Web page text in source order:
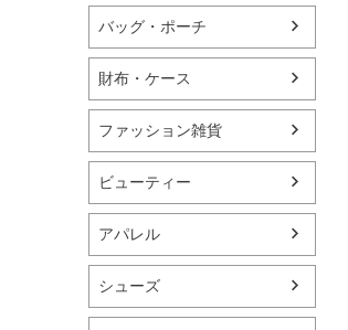
バッグ・ポーチ
財布・ケース
ファッション雑貨
ビューティー
アパレル
シューズ